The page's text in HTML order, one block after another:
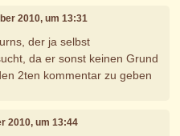
2010, um 13:31
der ja selbst
da er sonst keinen Grund
2ten kommentar zu geben
2010, um 13:44